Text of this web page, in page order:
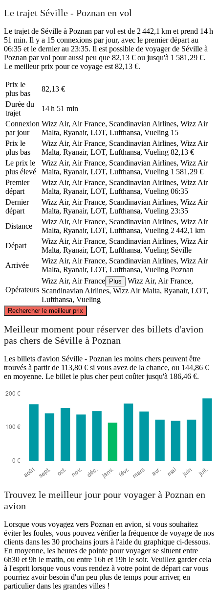
Le trajet Séville - Poznan en vol
Le trajet de Séville à Poznan par vol est de 2 442,1 km et prend 14 h
51 min. Il y a 15 connexions par jour, avec le premier départ au
06:35 et le dernier au 23:35. Il est possible de voyager de Séville à
Poznan par vol pour aussi peu que 82,13 € ou jusqu'à 1 581,29 €.
Le meilleur prix pour ce voyage est 82,13 €.
Prix ​​le
plus bas
82,13 €
Durée du
trajet
14 h 51 min
Connexion
par jour
Wizz Air, Air France, Scandinavian Airlines, Wizz Air
Malta, Ryanair, LOT, Lufthansa, Vueling 15
Prix ​​le
plus bas
Wizz Air, Air France, Scandinavian Airlines, Wizz Air
Malta, Ryanair, LOT, Lufthansa, Vueling 82,13 €
Le prix le
plus élevé
Wizz Air, Air France, Scandinavian Airlines, Wizz Air
Malta, Ryanair, LOT, Lufthansa, Vueling 1 581,29 €
Premier
départ
Wizz Air, Air France, Scandinavian Airlines, Wizz Air
Malta, Ryanair, LOT, Lufthansa, Vueling 06:35
Dernier
départ
Wizz Air, Air France, Scandinavian Airlines, Wizz Air
Malta, Ryanair, LOT, Lufthansa, Vueling 23:35
Distance
Wizz Air, Air France, Scandinavian Airlines, Wizz Air
Malta, Ryanair, LOT, Lufthansa, Vueling 2 442,1 km
Départ
Wizz Air, Air France, Scandinavian Airlines, Wizz Air
Malta, Ryanair, LOT, Lufthansa, Vueling Séville
Arrivée
Wizz Air, Air France, Scandinavian Airlines, Wizz Air
Malta, Ryanair, LOT, Lufthansa, Vueling Poznan
Opérateurs
Wizz Air, Air France Plus
Wizz Air, Air France,
Scandinavian Airlines, Wizz Air Malta, Ryanair, LOT,
Lufthansa, Vueling
Rechercher le meilleur prix
Meilleur moment pour réserver des billets d'avion
pas chers de Séville à Poznan
Les billets d'avion Séville - Poznan les moins chers peuvent être
trouvés à partir de 113,80 € si vous avez de la chance, ou 144,86 €
en moyenne. Le billet le plus cher peut coûter jusqu'à 186,46 €.
Trouvez le meilleur jour pour voyager à Poznan en
avion
Lorsque vous voyagez vers Poznan en avion, si vous souhaitez
éviter les foules, vous pouvez vérifier la fréquence de voyage de nos
clients dans les 30 prochains jours à l'aide du graphique ci-dessous.
En moyenne, les heures de pointe pour voyager se situent entre
6h30 et 9h le matin, ou entre 16h et 19h le soir. Veuillez garder cela
à l'esprit lorsque vous vous rendez à votre point de départ car vous
pourriez avoir besoin d'un peu plus de temps pour arriver, en
particulier dans les grandes villes !